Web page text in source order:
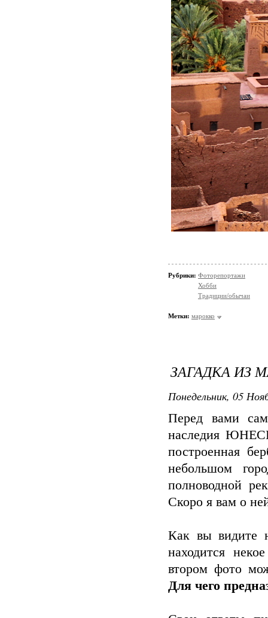
Рубрики: Фоторепортажи
Хобби
Традиции/обычаи
Метки: марокко
ЗАГАДКА ИЗ
Понедельник, 05
Перед вами
наследия
построенная
небольшом
полноводной
Скоро я вам о
Как вы видите
находится
втором фото
Для чего